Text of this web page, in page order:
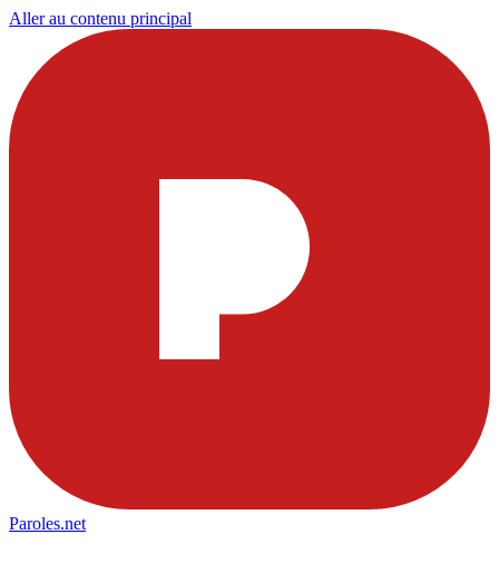
Aller au contenu principal
Paroles.net